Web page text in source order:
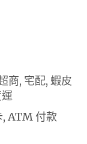
商, 宅配, 蝦皮
ATM 付款